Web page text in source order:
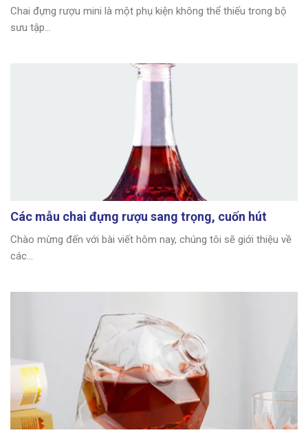
Chai đựng rượu mini là một phụ kiện không thể thiếu trong bộ
sưu tập...
Các mẫu chai đựng rượu sang trọng, cuốn hút
Chào mừng đến với bài viết hôm nay, chúng tôi sẽ giới thiệu về
các...